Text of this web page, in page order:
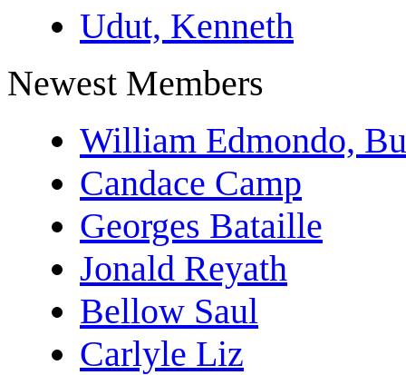
Udut, Kenneth
Newest Members
William Edmondo,
Candace Camp
Georges Bataille
Jonald Reyath
Bellow Saul
Carlyle Liz